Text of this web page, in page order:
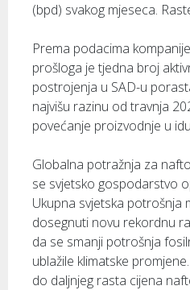
(bpd) svakog mjeseca.
Prema podacima
prošloga je tjedna broj
postrojenja u SAD-u
najvišu razinu od travnja
povećanje proizvodnje u
Globalna potražnja za
se svjetsko gospodarstvo
Ukupna svjetska potrošnja
dosegnuti novu rekordnu
da se smanji potrošnja
ublažile klimatske
do daljnjeg rasta cijena